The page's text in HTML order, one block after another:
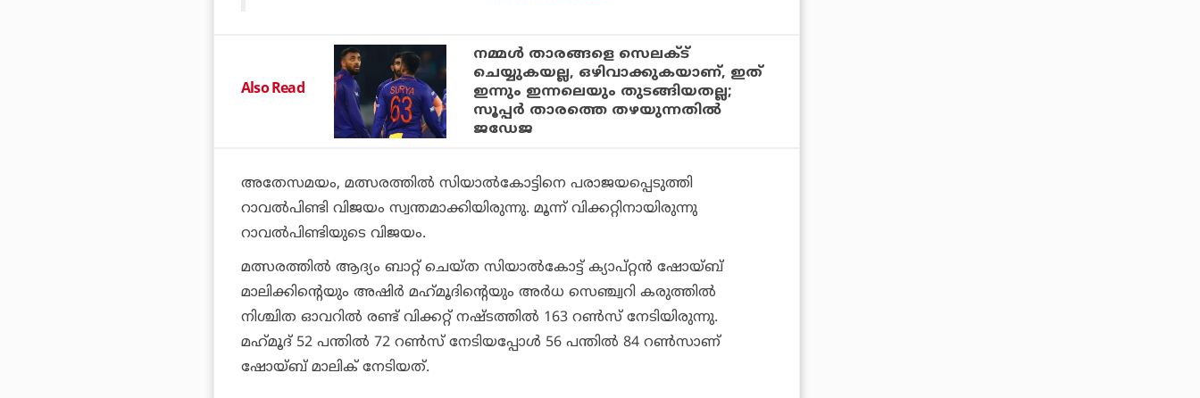
Also Read
നമ്മള്‍ താരങ്ങളെ സെലക്ട്
ചെയ്യുകയല്ല, ഒഴിവാക്കുകയാണ്, ഇത്
ഇന്നും ഇന്നലെയും തുടങ്ങിയതല്ല;
സൂപ്പര്‍ താരത്തെ തഴയുന്നതില്‍
ജഡേജ
അതേസമയം, മത്സരത്തില്‍ സിയാല്‍കോട്ടിനെ പരാജയപ്പെടുത്തി
റാവല്‍പിണ്ടി വിജയം സ്വന്തമാക്കിയിരുന്നു. മൂന്ന് വിക്കറ്റിനായിരുന്നു
റാവല്‍പിണ്ടിയുടെ വിജയം.
മത്സരത്തില്‍ ആദ്യം ബാറ്റ് ചെയ്ത സിയാല്‍കോട്ട് ക്യാപ്റ്റന്‍ ഷോയ്ബ്
മാലിക്കിന്റെയും അഷിര്‍ മഹ്‌മൂദിന്റെയും അര്‍ധ സെഞ്ച്വറി കരുത്തില്‍
നിശ്ചിത ഓവറില്‍ രണ്ട് വിക്കറ്റ് നഷ്ടത്തില്‍ 163 റണ്‍സ് നേടിയിരുന്നു.
മഹ്‌മൂദ് 52 പന്തില്‍ 72 റണ്‍സ് നേടിയപ്പോള്‍ 56 പന്തില്‍ 84 റണ്‍സാണ്
ഷോയ്ബ് മാലിക് നേടിയത്.